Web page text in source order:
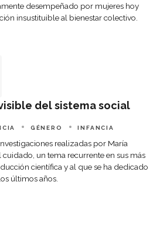
desempeñado por mujeres hoy
insustituible al bienestar colectivo.
del sistema social
GÉNERO INFANCIA
realizadas por María
un tema recurrente en sus más
científica y al que se ha dedicado
últimos años.
del sistema social